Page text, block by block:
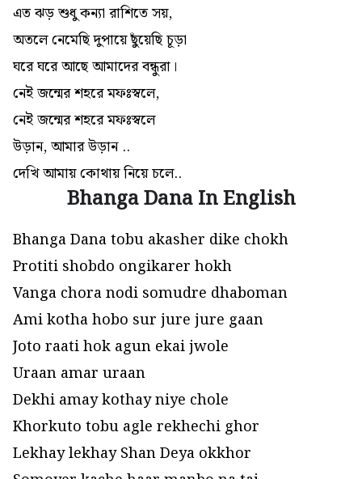
এত ঝড় শুধু কন্যা রাশিতে সয়,
অতলে নেমেছি দুপায়ে ছুঁয়েছি চূড়া
ঘরে ঘরে আছে আমাদের বন্ধুরা।
নেই জন্মের শহরে মফঃস্বলে,
নেই জন্মের শহরে মফঃস্বলে
উড়ান, আমার উড়ান ..
দেখি আমায় কোথায় নিয়ে চলে..
Bhanga Dana In English
Bhanga Dana tobu akasher dike chokh
Protiti shobdo ongikarer hokh
Vanga chora nodi somudre dhaboman
Ami kotha hobo sur jure jure gaan
Joto raati hok agun ekai jwole
Uraan amar uraan
Dekhi amay kothay niye chole
Khorkuto tobu agle rekhechi ghor
Lekhay lekhay Shan Deya okkhor